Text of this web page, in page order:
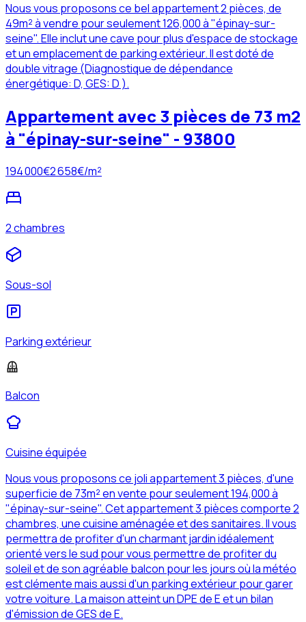
Nous vous proposons ce bel appartement 2 pièces, de
49m² à vendre pour seulement 126,000 à "épinay-sur-
seine". Elle inclut une cave pour plus d'espace de stockage
et un emplacement de parking extérieur. Il est doté de
double vitrage (Diagnostique de dépendance
énergétique: D, GES: D ).
Appartement avec 3 pièces de 73 m2
à "épinay-sur-seine" - 93800
194 000€2 658€/m²
2 chambres
Sous-sol
Parking extérieur
Balcon
Cuisine équipée
Nous vous proposons ce joli appartement 3 pièces, d'une
superficie de 73m² en vente pour seulement 194,000 à
"épinay-sur-seine". Cet appartement 3 pièces comporte 2
chambres, une cuisine aménagée et des sanitaires. Il vous
permettra de profiter d'un charmant jardin idéalement
orienté vers le sud pour vous permettre de profiter du
soleil et de son agréable balcon pour les jours où la météo
est clémente mais aussi d'un parking extérieur pour garer
votre voiture. La maison atteint un DPE de E et un bilan
d'émission de GES de E.